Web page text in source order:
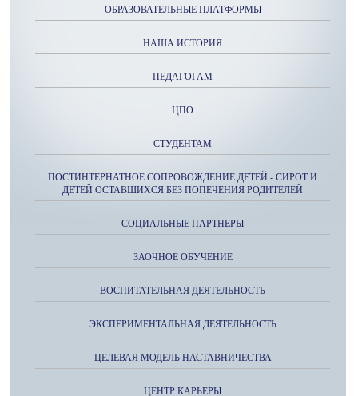
ОБРАЗОВАТЕЛЬНЫЕ ПЛАТФОРМЫ
НАША ИСТОРИЯ
ПЕДАГОГАМ
ЦПО
СТУДЕНТАМ
ПОСТИНТЕРНАТНОЕ СОПРОВОЖДЕНИЕ ДЕТЕЙ - СИРОТ И
ДЕТЕЙ ОСТАВШИХСЯ БЕЗ ПОПЕЧЕНИЯ РОДИТЕЛЕЙ
СОЦИАЛЬНЫЕ ПАРТНЕРЫ
ЗАОЧНОЕ ОБУЧЕНИЕ
ВОСПИТАТЕЛЬНАЯ ДЕЯТЕЛЬНОСТЬ
ЭКСПЕРИМЕНТАЛЬНАЯ ДЕЯТЕЛЬНОСТЬ
ЦЕЛЕВАЯ МОДЕЛЬ НАСТАВНИЧЕСТВА
ЦЕНТР КАРЬЕРЫ